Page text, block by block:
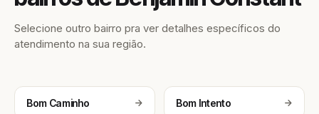
Selecione outro bairro pra ver detalhes específicos do
atendimento na sua região.
Bom Caminho Bom Intento